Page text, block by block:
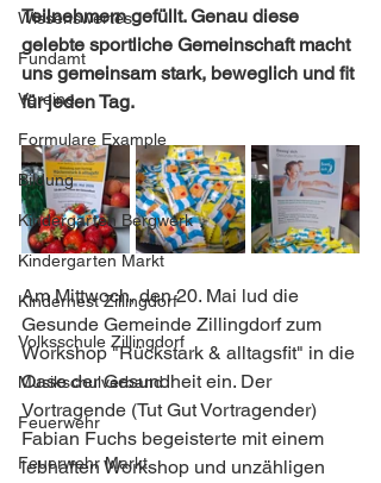
Wissenswertes
Fundamt
Vereine
Formulare Example
Bildung
Kindergarten Bergwerk
Kindergarten Markt
Kindernest Zillingdorf
Volksschule Zillingdorf
Musikschulverband
Feuerwehr
Feuerwehr Markt
Teilnehmern gefüllt. Genau diese
gelebte sportliche Gemeinschaft macht
uns gemeinsam stark, beweglich und fit
für jeden Tag.
Am Mittwoch, den 20. Mai lud die
Gesunde Gemeinde Zillingdorf zum
Workshop "Rückstark & alltagsfit" in die
Oase der Gesundheit ein. Der
Vortragende (Tut Gut Vortragender)
Fabian Fuchs begeisterte mit einem
lebhaften Workshop und unzähligen